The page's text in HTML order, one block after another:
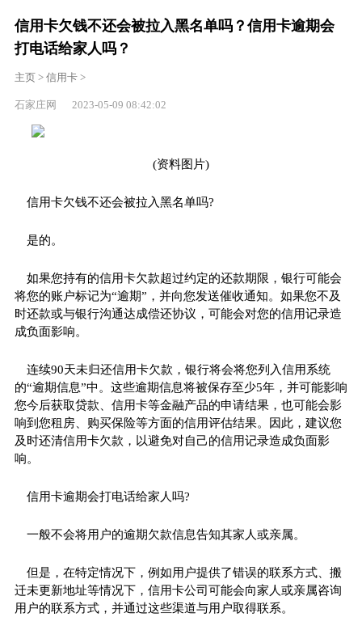
信用卡欠钱不还会被拉入黑名单吗？信用卡逾期会
打电话给家人吗？
主页> 信用卡>
石家庄网 2023-05-09 08:42:02
(资料图片)
信用卡欠钱不还会被拉入黑名单吗?
是的。
如果您持有的信用卡欠款超过约定的还款期限，银行可能会
将您的账户标记为“逾期”，并向您发送催收通知。如果您不及
时还款或与银行沟通达成偿还协议，可能会对您的信用记录造
成负面影响。
连续90天未归还信用卡欠款，银行将会将您列入信用系统
的“逾期信息”中。这些逾期信息将被保存至少5年，并可能影响
您今后获取贷款、信用卡等金融产品的申请结果，也可能会影
响到您租房、购买保险等方面的信用评估结果。因此，建议您
及时还清信用卡欠款，以避免对自己的信用记录造成负面影
响。
信用卡逾期会打电话给家人吗?
一般不会将用户的逾期欠款信息告知其家人或亲属。
但是，在特定情况下，例如用户提供了错误的联系方式、搬
迁未更新地址等情况下，信用卡公司可能会向家人或亲属咨询
用户的联系方式，并通过这些渠道与用户取得联系。